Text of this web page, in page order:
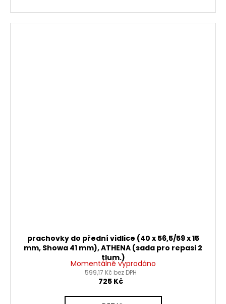
prachovky do přední vidlice (40 x 56,5/59 x 15
mm, Showa 41 mm), ATHENA (sada pro repasi 2
tlum.)
Momentálně vyprodáno
599,17 Kč bez DPH
725 Kč